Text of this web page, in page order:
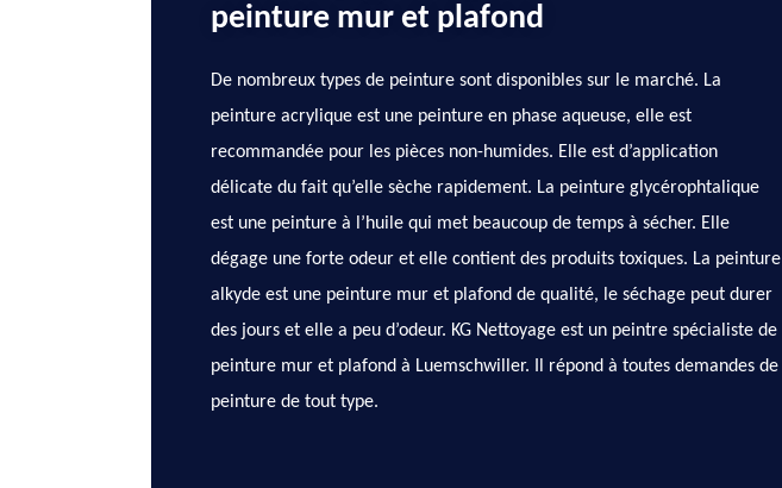
peinture mur et plafond
De nombreux types de peinture sont disponibles sur le marché. La
peinture acrylique est une peinture en phase aqueuse, elle est
recommandée pour les pièces non-humides. Elle est d’application
délicate du fait qu’elle sèche rapidement. La peinture glycérophtalique
est une peinture à l’huile qui met beaucoup de temps à sécher. Elle
dégage une forte odeur et elle contient des produits toxiques. La peinture
alkyde est une peinture mur et plafond de qualité, le séchage peut durer
des jours et elle a peu d’odeur. KG Nettoyage est un peintre spécialiste de
peinture mur et plafond à Luemschwiller. Il répond à toutes demandes de
peinture de tout type.